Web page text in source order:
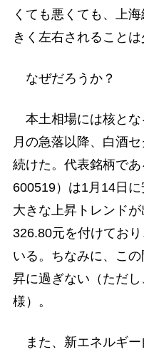
くても悪くても、上
きく左右されることは
なぜだろうか？
本土相場には核とな
月の急落以降、白酒
続けた。代表銘柄であ
600519）は1月14日に
大きな上昇トレンド
326.80元を付けてお
いる。ちなみに、こ
昇に過ぎない（ただ
様）。
また、新エネルギー